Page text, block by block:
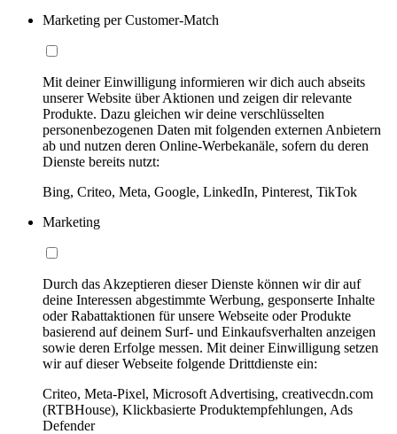
Marketing per Customer-Match
Mit deiner Einwilligung informieren wir dich auch abseits
unserer Website über Aktionen und zeigen dir relevante
Produkte. Dazu gleichen wir deine verschlüsselten
personenbezogenen Daten mit folgenden externen Anbietern
ab und nutzen deren Online-Werbekanäle, sofern du deren
Dienste bereits nutzt:
Bing, Criteo, Meta, Google, LinkedIn, Pinterest, TikTok
Marketing
Durch das Akzeptieren dieser Dienste können wir dir auf
deine Interessen abgestimmte Werbung, gesponserte Inhalte
oder Rabattaktionen für unsere Webseite oder Produkte
basierend auf deinem Surf- und Einkaufsverhalten anzeigen
sowie deren Erfolge messen. Mit deiner Einwilligung setzen
wir auf dieser Webseite folgende Drittdienste ein:
Criteo, Meta-Pixel, Microsoft Advertising, creativecdn.com
(RTBHouse), Klickbasierte Produktempfehlungen, Ads
Defender